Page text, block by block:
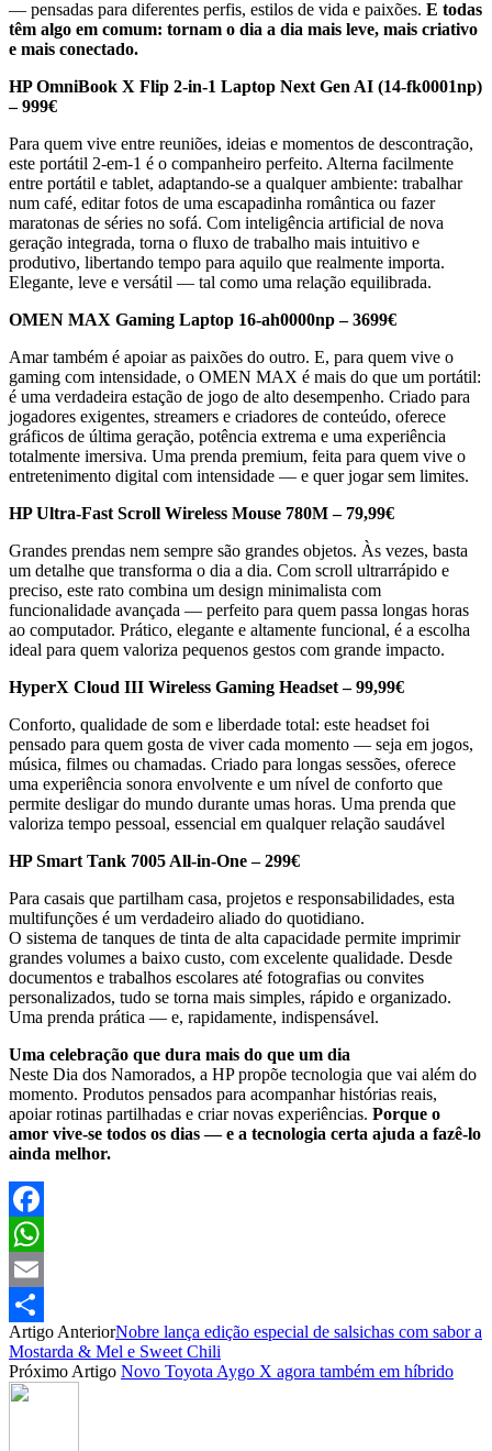
— pensadas para diferentes perfis, estilos de vida e paixões. E todas
têm algo em comum: tornam o dia a dia mais leve, mais criativo
e mais conectado.
HP OmniBook X Flip 2-in-1 Laptop Next Gen AI (14-fk0001np)
– 999€
Para quem vive entre reuniões, ideias e momentos de descontração,
este portátil 2-em-1 é o companheiro perfeito. Alterna facilmente
entre portátil e tablet, adaptando-se a qualquer ambiente: trabalhar
num café, editar fotos de uma escapadinha romântica ou fazer
maratonas de séries no sofá. Com inteligência artificial de nova
geração integrada, torna o fluxo de trabalho mais intuitivo e
produtivo, libertando tempo para aquilo que realmente importa.
Elegante, leve e versátil — tal como uma relação equilibrada.
OMEN MAX Gaming Laptop 16-ah0000np – 3699€
Amar também é apoiar as paixões do outro. E, para quem vive o
gaming com intensidade, o OMEN MAX é mais do que um portátil:
é uma verdadeira estação de jogo de alto desempenho. Criado para
jogadores exigentes, streamers e criadores de conteúdo, oferece
gráficos de última geração, potência extrema e uma experiência
totalmente imersiva. Uma prenda premium, feita para quem vive o
entretenimento digital com intensidade — e quer jogar sem limites.
HP Ultra-Fast Scroll Wireless Mouse 780M – 79,99€
Grandes prendas nem sempre são grandes objetos. Às vezes, basta
um detalhe que transforma o dia a dia. Com scroll ultrarrápido e
preciso, este rato combina um design minimalista com
funcionalidade avançada — perfeito para quem passa longas horas
ao computador. Prático, elegante e altamente funcional, é a escolha
ideal para quem valoriza pequenos gestos com grande impacto.
HyperX Cloud III Wireless Gaming Headset – 99,99€
Conforto, qualidade de som e liberdade total: este headset foi
pensado para quem gosta de viver cada momento — seja em jogos,
música, filmes ou chamadas. Criado para longas sessões, oferece
uma experiência sonora envolvente e um nível de conforto que
permite desligar do mundo durante umas horas. Uma prenda que
valoriza tempo pessoal, essencial em qualquer relação saudável
HP Smart Tank 7005 All-in-One – 299€
Para casais que partilham casa, projetos e responsabilidades, esta
multifunções é um verdadeiro aliado do quotidiano.
O sistema de tanques de tinta de alta capacidade permite imprimir
grandes volumes a baixo custo, com excelente qualidade. Desde
documentos e trabalhos escolares até fotografias ou convites
personalizados, tudo se torna mais simples, rápido e organizado.
Uma prenda prática — e, rapidamente, indispensável.
Uma celebração que dura mais do que um dia
Neste Dia dos Namorados, a HP propõe tecnologia que vai além do
momento. Produtos pensados para acompanhar histórias reais,
apoiar rotinas partilhadas e criar novas experiências. Porque o
amor vive-se todos os dias — e a tecnologia certa ajuda a fazê-lo
ainda melhor.
Facebook
WhatsApp
Email
Partilhar
Artigo AnteriorNobre lança edição especial de salsichas com sabor a
Mostarda & Mel e Sweet Chili
Próximo Artigo Novo Toyota Aygo X agora também em híbrido